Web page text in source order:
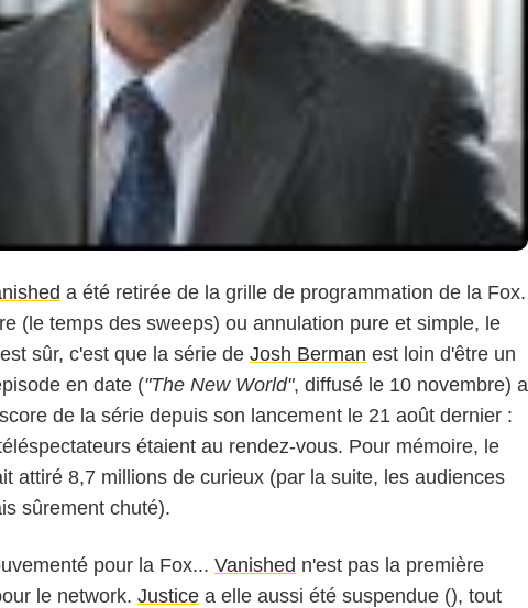
a été retirée de la grille de programmation de la Fox.
(le temps des sweeps) ou annulation pure et simple, le
sûr, c'est que la série de Josh Berman est loin d'être un
en date ("The New World", diffusé le 10 novembre) a
de la série depuis son lancement le 21 août dernier :
étaient au rendez-vous. Pour mémoire, le
attiré 8,7 millions de curieux (par la suite, les audiences
sûrement chuté).
pour la Fox... Vanished n'est pas la première
le network. Justice a elle aussi été suspendue (), tout